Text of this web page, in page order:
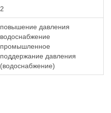
2
повышение давления
водоснабжение
промышленное
поддержание давления
(водоснабжение)